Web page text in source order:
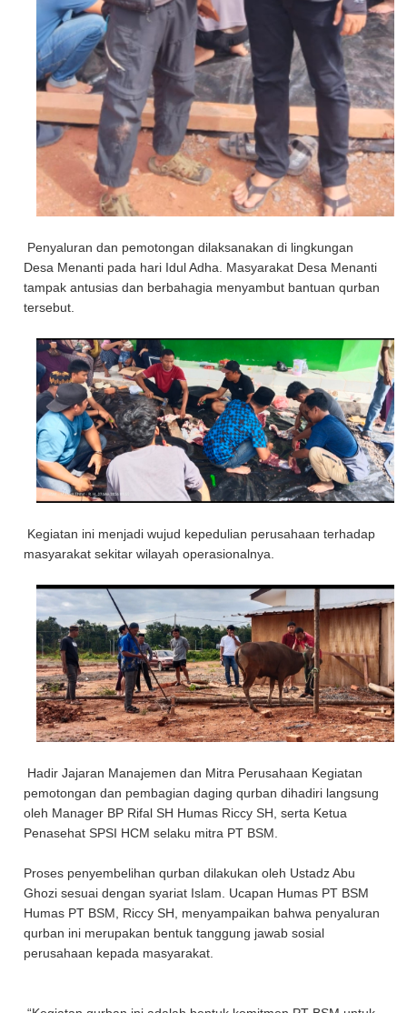
Penyaluran dan pemotongan dilaksanakan di lingkungan
Desa Menanti pada hari Idul Adha. Masyarakat Desa Menanti
tampak antusias dan berbahagia menyambut bantuan qurban
tersebut.
Kegiatan ini menjadi wujud kepedulian perusahaan terhadap
masyarakat sekitar wilayah operasionalnya.
Hadir Jajaran Manajemen dan Mitra Perusahaan Kegiatan
pemotongan dan pembagian daging qurban dihadiri langsung
oleh Manager BP Rifal SH Humas Riccy SH, serta Ketua
Penasehat SPSI HCM selaku mitra PT BSM.
Proses penyembelihan qurban dilakukan oleh Ustadz Abu
Ghozi sesuai dengan syariat Islam. Ucapan Humas PT BSM
Humas PT BSM, Riccy SH, menyampaikan bahwa penyaluran
qurban ini merupakan bentuk tanggung jawab sosial
perusahaan kepada masyarakat.